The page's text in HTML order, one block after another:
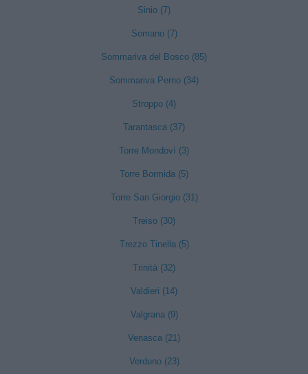
Sinio (7)
Somano (7)
Sommariva del Bosco (85)
Sommariva Perno (34)
Stroppo (4)
Tarantasca (37)
Torre Mondovì (3)
Torre Bormida (5)
Torre San Giorgio (31)
Treiso (30)
Trezzo Tinella (5)
Trinità (32)
Valdieri (14)
Valgrana (9)
Venasca (21)
Verduno (23)